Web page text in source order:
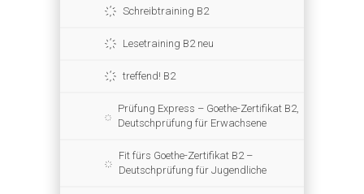
Schreibtraining B2
Lesetraining B2 neu
treffend! B2
Prüfung Express – Goethe-Zertifikat B2,
Deutschprüfung für Erwachsene
Fit fürs Goethe-Zertifikat B2 –
Deutschprüfung für Jugendliche